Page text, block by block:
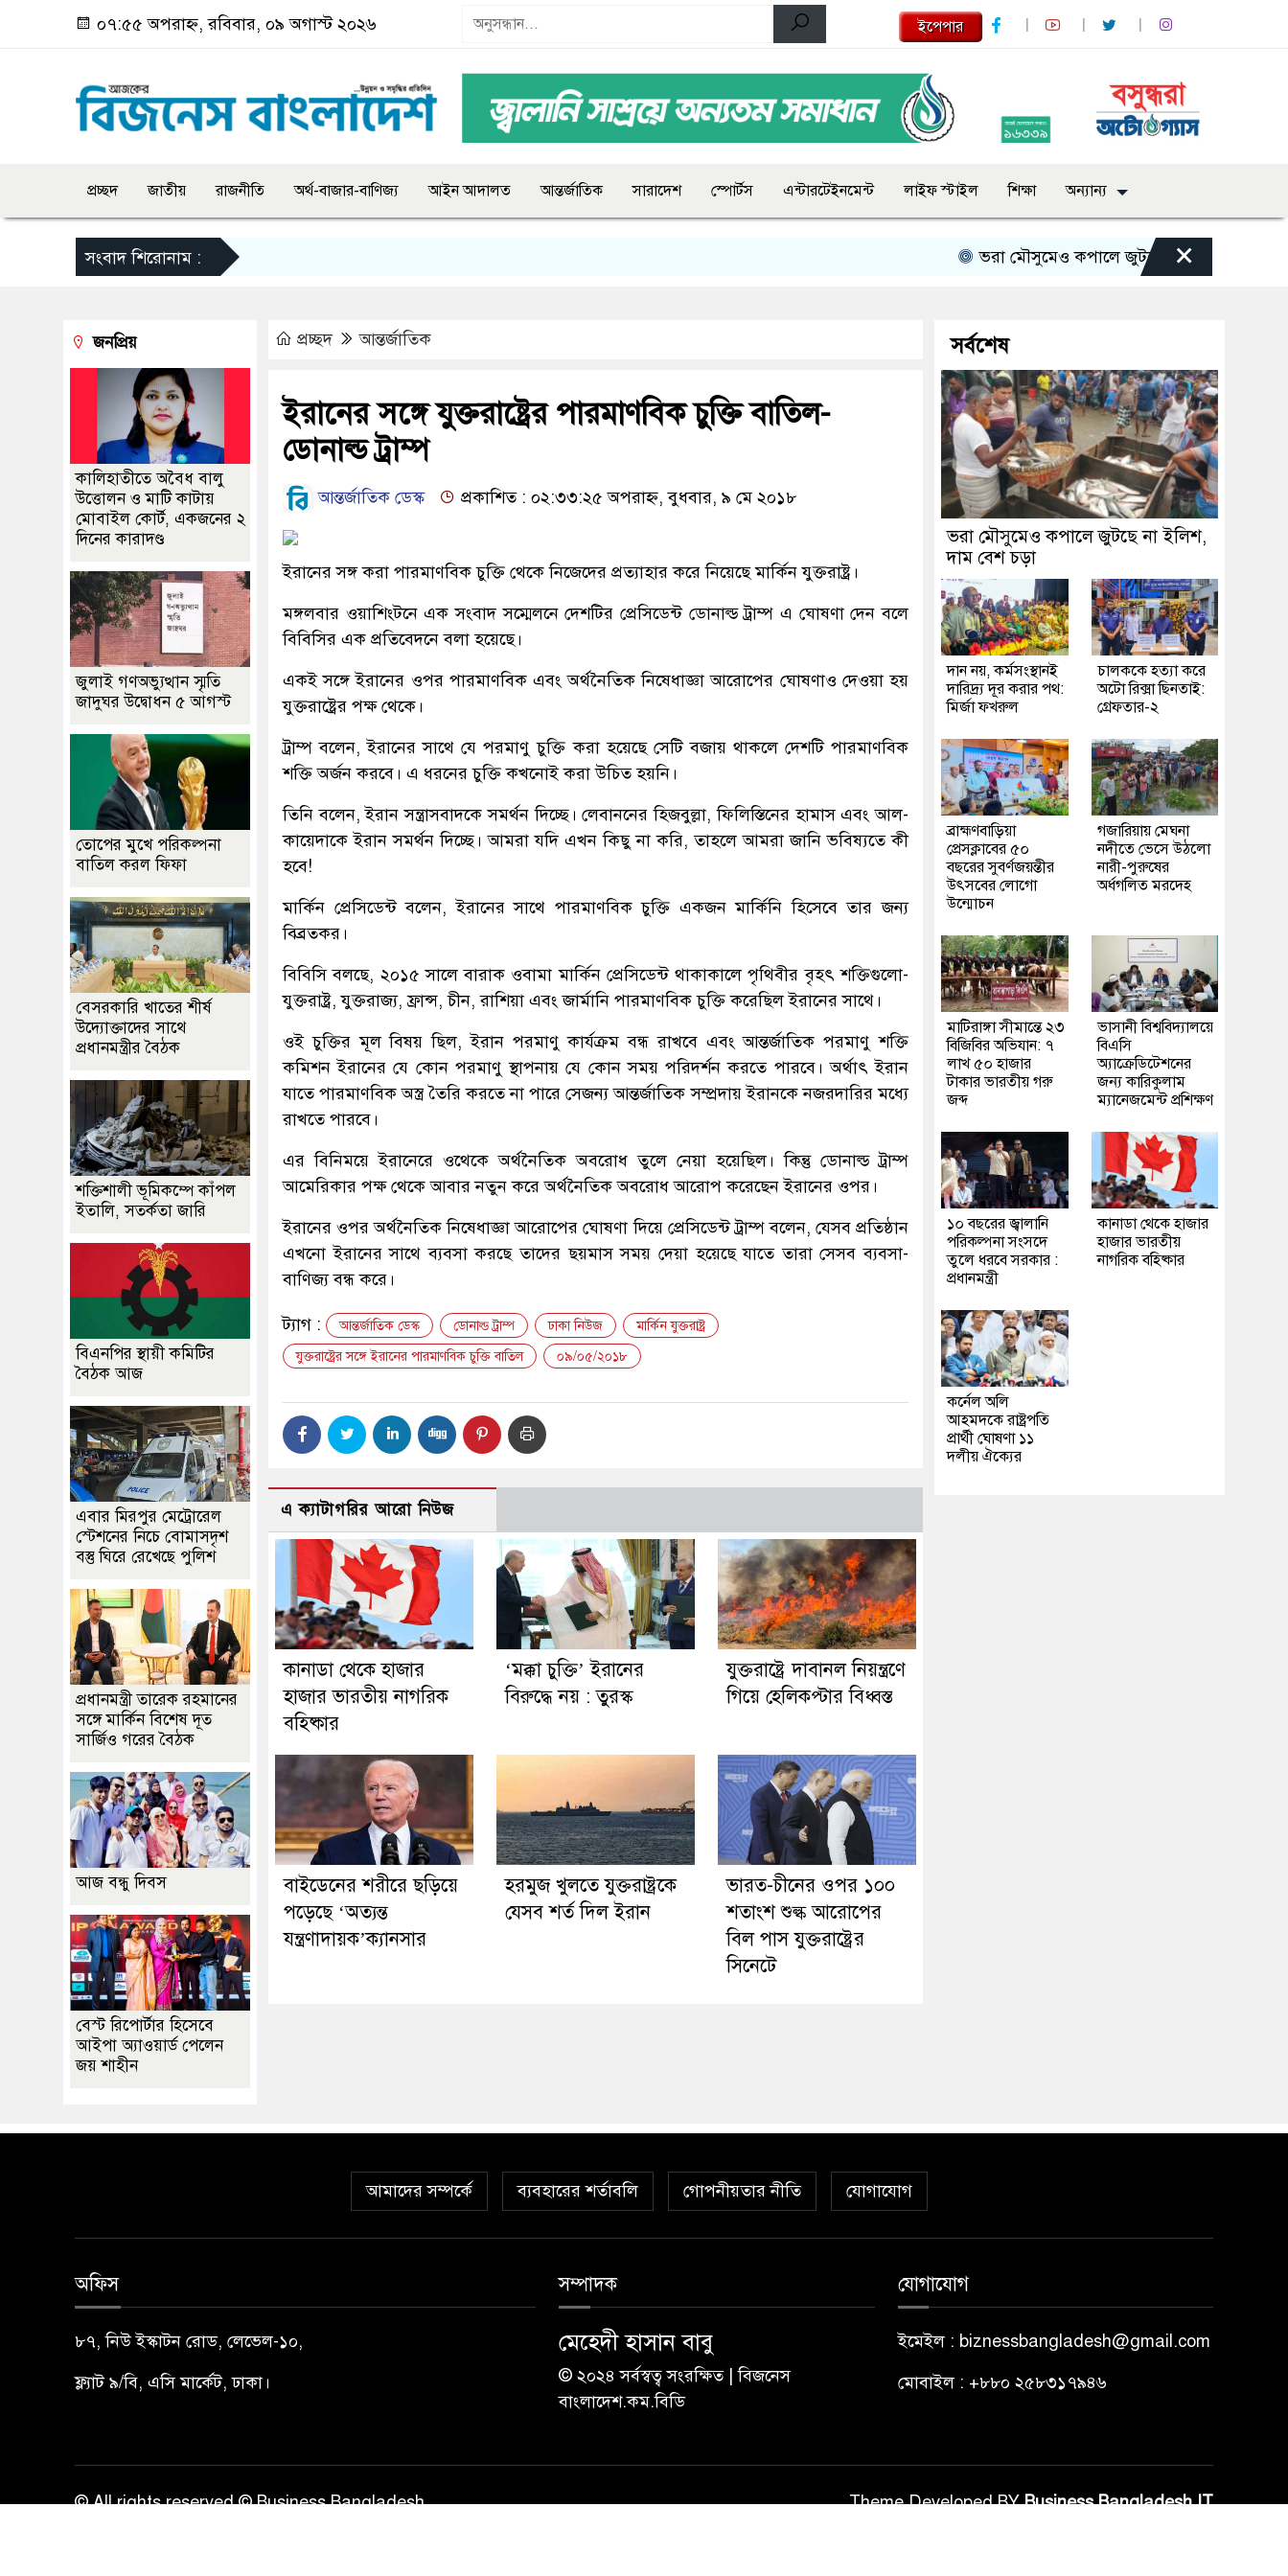
০৭:৫৫ অপরাহ্ন, রবিবার, ০৯ অগাস্ট ২০২৬ ইপেপার
প্রচ্ছদ জাতীয় রাজনীতি অর্থ-বাজার-বাণিজ্য আইন আদালত আন্তর্জাতিক সারাদেশ স্পোর্টস এন্টারটেইনমেন্ট লাইফ স্টাইল শিক্ষা অন্যান্য
সংবাদ শিরোনাম : ভরা মৌসুমেও কপালে জুটছে না ইলিশ, দাম বেশ চড়া
×
প্রচ্ছদ আন্তর্জাতিক
ইরানের সঙ্গে যুক্তরাষ্ট্রের পারমাণবিক চুক্তি বাতিল-
ডোনাল্ড ট্রাম্প
আন্তর্জাতিক ডেস্ক প্রকাশিত : ০২:৩৩:২৫ অপরাহ্ন, বুধবার, ৯ মে ২০১৮
ইরানের সঙ্গ করা পারমাণবিক চুক্তি থেকে নিজেদের প্রত্যাহার করে নিয়েছে মার্কিন যুক্তরাষ্ট্র।
মঙ্গলবার ওয়াশিংটনে এক সংবাদ সম্মেলনে দেশটির প্রেসিডেন্ট ডোনাল্ড ট্রাম্প এ ঘোষণা দেন বলে
বিবিসির এক প্রতিবেদনে বলা হয়েছে।
একই সঙ্গে ইরানের ওপর পারমাণবিক এবং অর্থনৈতিক নিষেধাজ্ঞা আরোপের ঘোষণাও দেওয়া হয়
যুক্তরাষ্ট্রের পক্ষ থেকে।
ট্রাম্প বলেন, ইরানের সাথে যে পরমাণু চুক্তি করা হয়েছে সেটি বজায় থাকলে দেশটি পারমাণবিক
শক্তি অর্জন করবে। এ ধরনের চুক্তি কখনোই করা উচিত হয়নি।
তিনি বলেন, ইরান সন্ত্রাসবাদকে সমর্থন দিচ্ছে। লেবাননের হিজবুল্লা, ফিলিস্তিনের হামাস এবং আল-
কায়েদাকে ইরান সমর্থন দিচ্ছে। আমরা যদি এখন কিছু না করি, তাহলে আমরা জানি ভবিষ্যতে কী
হবে!
মার্কিন প্রেসিডেন্ট বলেন, ইরানের সাথে পারমাণবিক চুক্তি একজন মার্কিনি হিসেবে তার জন্য
বিব্রতকর।
বিবিসি বলছে, ২০১৫ সালে বারাক ওবামা মার্কিন প্রেসিডেন্ট থাকাকালে পৃথিবীর বৃহৎ শক্তিগুলো-
যুক্তরাষ্ট্র, যুক্তরাজ্য, ফ্রান্স, চীন, রাশিয়া এবং জার্মানি পারমাণবিক চুক্তি করেছিল ইরানের সাথে।
ওই চুক্তির মূল বিষয় ছিল, ইরান পরমাণু কার্যক্রম বন্ধ রাখবে এবং আন্তর্জাতিক পরমাণু শক্তি
কমিশন ইরানের যে কোন পরমাণু স্থাপনায় যে কোন সময় পরিদর্শন করতে পারবে। অর্থাৎ ইরান
যাতে পারমাণবিক অস্ত্র তৈরি করতে না পারে সেজন্য আন্তর্জাতিক সম্প্রদায় ইরানকে নজরদারির মধ্যে
রাখতে পারবে।
এর বিনিময়ে ইরানেরে ওথেকে অর্থনৈতিক অবরোধ তুলে নেয়া হয়েছিল। কিন্তু ডোনাল্ড ট্রাম্প
আমেরিকার পক্ষ থেকে আবার নতুন করে অর্থনৈতিক অবরোধ আরোপ করেছেন ইরানের ওপর।
ইরানের ওপর অর্থনৈতিক নিষেধাজ্ঞা আরোপের ঘোষণা দিয়ে প্রেসিডেন্ট ট্রাম্প বলেন, যেসব প্রতিষ্ঠান
এখনো ইরানের সাথে ব্যবসা করছে তাদের ছয়মাস সময় দেয়া হয়েছে যাতে তারা সেসব ব্যবসা-
বাণিজ্য বন্ধ করে।
ট্যাগ : আন্তর্জাতিক ডেস্ক ডোনাল্ড ট্রাম্প ঢাকা নিউজ
মার্কিন যুক্তরাষ্ট্র
যুক্তরাষ্ট্রের সঙ্গে ইরানের পারমাণবিক চুক্তি বাতিল
০৯/০৫/২০১৮
এ ক্যাটাগরির আরো নিউজ
কানাডা থেকে হাজার
হাজার ভারতীয় নাগরিক
বহিষ্কার
‘মক্কা চুক্তি’ ইরানের
বিরুদ্ধে নয় : তুরস্ক
যুক্তরাষ্ট্রে দাবানল নিয়ন্ত্রণে
গিয়ে হেলিকপ্টার বিধ্বস্ত
বাইডেনের শরীরে ছড়িয়ে
পড়েছে ‘অত্যন্ত
যন্ত্রণাদায়ক’ক্যানসার
হরমুজ খুলতে যুক্তরাষ্ট্রকে
যেসব শর্ত দিল ইরান
ভারত-চীনের ওপর ১০০
শতাংশ শুল্ক আরোপের
বিল পাস যুক্তরাষ্ট্রের
সিনেটে
জনপ্রিয়
কালিহাতীতে অবৈধ বালু
উত্তোলন ও মাটি কাটায়
মোবাইল কোর্ট, একজনের ২
দিনের কারাদণ্ড
জুলাই গণঅভ্যুত্থান স্মৃতি
জাদুঘর উদ্বোধন ৫ আগস্ট
তোপের মুখে পরিকল্পনা
বাতিল করল ফিফা
বেসরকারি খাতের শীর্ষ
উদ্যোক্তাদের সাথে
প্রধানমন্ত্রীর বৈঠক
শক্তিশালী ভূমিকম্পে কাঁপল
ইতালি, সতর্কতা জারি
বিএনপির স্থায়ী কমিটির
বৈঠক আজ
এবার মিরপুর মেট্রোরেল
স্টেশনের নিচে বোমাসদৃশ
বস্তু ঘিরে রেখেছে পুলিশ
প্রধানমন্ত্রী তারেক রহমানের
সঙ্গে মার্কিন বিশেষ দূত
সার্জিও গরের বৈঠক
আজ বন্ধু দিবস
বেস্ট রিপোর্টার হিসেবে
আইপা অ্যাওয়ার্ড পেলেন
জয় শাহীন
সর্বশেষ
ভরা মৌসুমেও কপালে জুটছে না ইলিশ,
দাম বেশ চড়া
দান নয়, কর্মসংস্থানই
দারিদ্র্য দূর করার পথ:
মির্জা ফখরুল
চালককে হত্যা করে
অটো রিক্সা ছিনতাই:
গ্রেফতার-২
ব্রাহ্মণবাড়িয়া
প্রেসক্লাবের ৫০
বছরের সুবর্ণজয়ন্তীর
উৎসবের লোগো
উন্মোচন
গজারিয়ায় মেঘনা
নদীতে ভেসে উঠলো
নারী-পুরুষের
অর্ধগলিত মরদেহ
মাটিরাঙ্গা সীমান্তে ২৩
বিজিবির অভিযান: ৭
লাখ ৫০ হাজার
টাকার ভারতীয় গরু
জব্দ
ভাসানী বিশ্ববিদ্যালয়ে
বিএসি
অ্যাক্রেডিটেশনের
জন্য কারিকুলাম
ম্যানেজমেন্ট প্রশিক্ষণ
১০ বছরের জ্বালানি
পরিকল্পনা সংসদে
তুলে ধরবে সরকার :
প্রধানমন্ত্রী
কানাডা থেকে হাজার
হাজার ভারতীয়
নাগরিক বহিষ্কার
কর্নেল অলি
আহমদকে রাষ্ট্রপতি
প্রার্থী ঘোষণা ১১
দলীয় ঐক্যের
আমাদের সম্পর্কে ব্যবহারের শর্তাবলি গোপনীয়তার নীতি যোগাযোগ
অফিস
৮৭, নিউ ইস্কাটন রোড, লেভেল-১০,
ফ্ল্যাট ৯/বি, এসি মার্কেট, ঢাকা।
সম্পাদক
মেহেদী হাসান বাবু
© ২০২৪ সর্বস্বত্ব সংরক্ষিত | বিজনেস
বাংলাদেশ.কম.বিডি
যোগাযোগ
ইমেইল : biznessbangladesh@gmail.com
মোবাইল : +৮৮০ ২৫৮৩১৭৯৪৬
© All rights reserved © Business Bangladesh Theme Developed BYBusiness Bangladesh IT